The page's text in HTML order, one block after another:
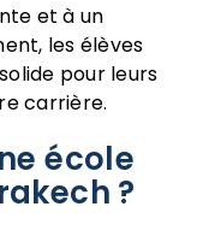
et à un
les élèves
pour leurs
carrière.
école
?